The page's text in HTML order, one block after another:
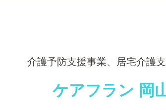
介護予防支援事業、 居宅介護
ケアフラン 岡